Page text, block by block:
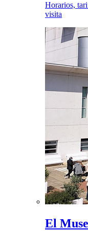
Horarios,
visita
El